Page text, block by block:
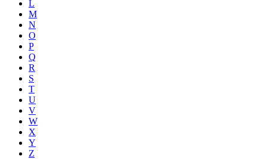
L
M
N
O
P
Q
R
S
T
U
V
W
X
Y
Z